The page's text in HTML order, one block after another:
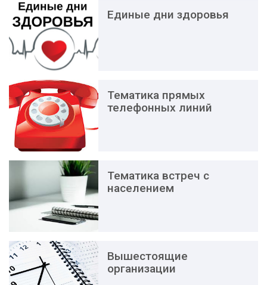
Единые дни здоровья
Тематика прямых
телефонных линий
Тематика встреч с
населением
Вышестоящие
организации